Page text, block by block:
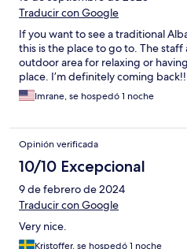
Traducir con Google
If you want to see a traditional
this is the place to go to. The
outdoor area for relaxing or
place. I’m definitely coming back!!
Imrane, se hospedó 1 noche
Opinión verificada
10/10 Excepcional
9 de febrero de 2024
Traducir con Google
Very nice.
Kristoffer, se hospedó 1 noche